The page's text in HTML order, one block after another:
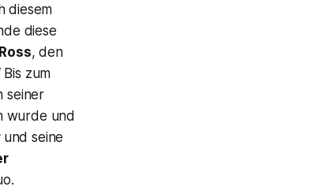
diesem
diese
, den
Bis zum
seiner
wurde und
und seine